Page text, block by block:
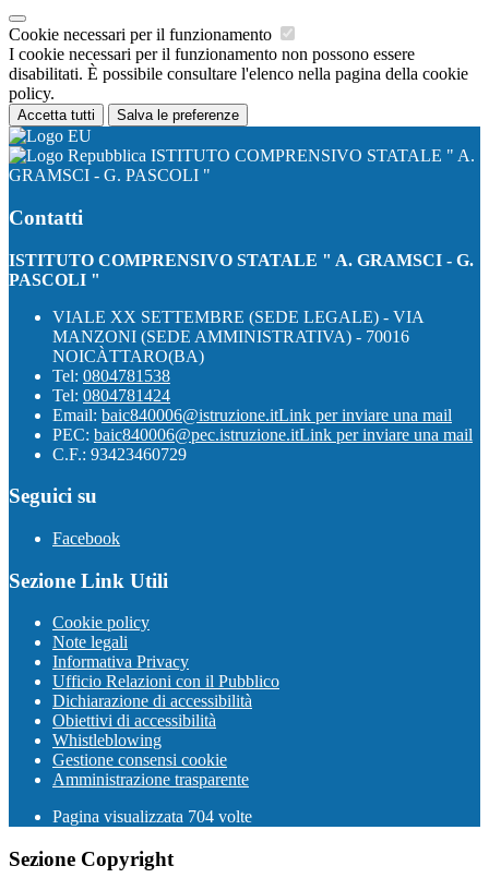
Cookie necessari per il funzionamento
I cookie necessari per il funzionamento non possono essere
disabilitati. È possibile consultare l'elenco nella pagina della cookie
policy.
Accetta tutti Salva le preferenze
ISTITUTO COMPRENSIVO STATALE " A.
GRAMSCI - G. PASCOLI "
Contatti
ISTITUTO COMPRENSIVO STATALE " A. GRAMSCI - G.
PASCOLI "
VIALE XX SETTEMBRE (SEDE LEGALE) - VIA
MANZONI (SEDE AMMINISTRATIVA) - 70016
NOICÀTTARO(BA)
Tel: 0804781538
Tel: 0804781424
Email: baic840006@istruzione.itLink per inviare una mail
PEC: baic840006@pec.istruzione.itLink per inviare una mail
C.F.: 93423460729
Seguici su
Facebook
Sezione Link Utili
Cookie policy
Note legali
Informativa Privacy
Ufficio Relazioni con il Pubblico
Dichiarazione di accessibilità
Obiettivi di accessibilità
Whistleblowing
Gestione consensi cookie
Amministrazione trasparente
Pagina visualizzata 704 volte
Sezione Copyright